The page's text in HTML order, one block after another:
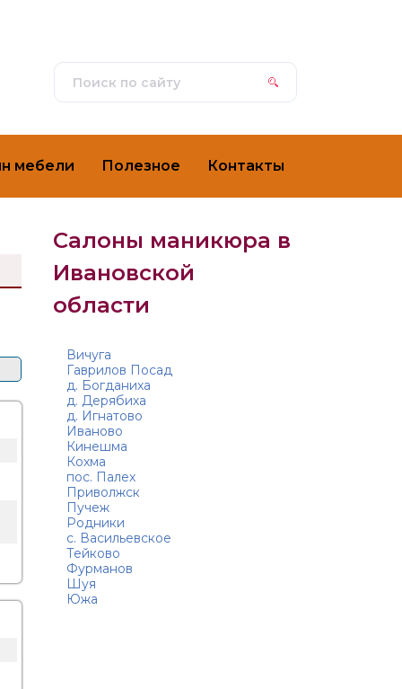
мебели Полезное Контакты
Салоны маникюра в
Ивановской
области
Вичуга
Гаврилов Посад
д. Богданиха
д. Дерябиха
д. Игнатово
Иваново
Кинешма
Кохма
пос. Палех
Приволжск
Пучеж
Родники
с. Васильевское
Тейково
Фурманов
Шуя
Южа